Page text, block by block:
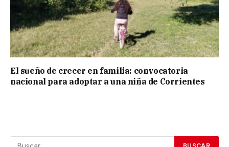
El sueño de crecer en familia: convocatoria
nacional para adoptar a una niña de Corrientes